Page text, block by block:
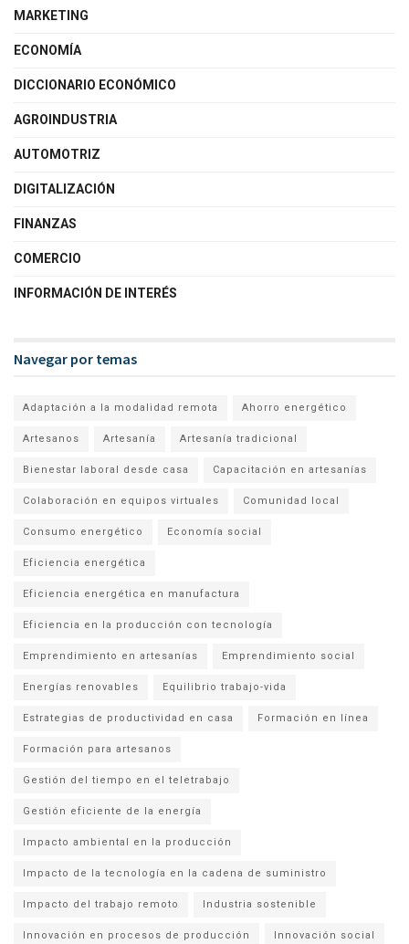
MARKETING
ECONOMÍA
DICCIONARIO ECONÓMICO
AGROINDUSTRIA
AUTOMOTRIZ
DIGITALIZACIÓN
FINANZAS
COMERCIO
INFORMACIÓN DE INTERÉS
Navegar por temas
Adaptación a la modalidad remota Ahorro energético
Artesanos Artesanía Artesanía tradicional
Bienestar laboral desde casa Capacitación en artesanías
Colaboración en equipos virtuales Comunidad local
Consumo energético Economía social
Eficiencia energética
Eficiencia energética en manufactura
Eficiencia en la producción con tecnología
Emprendimiento en artesanías Emprendimiento social
Energías renovables Equilibrio trabajo-vida
Estrategias de productividad en casa Formación en línea
Formación para artesanos
Gestión del tiempo en el teletrabajo
Gestión eficiente de la energía
Impacto ambiental en la producción
Impacto de la tecnología en la cadena de suministro
Impacto del trabajo remoto Industria sostenible
Innovación en procesos de producción Innovación social